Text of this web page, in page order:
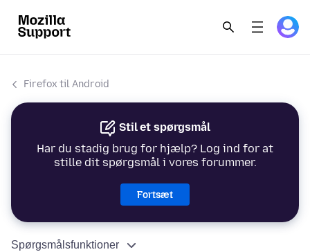
Firefox til Android
Stil et spørgsmål
Har du stadig brug for hjælp? Log ind for at
stille dit spørgsmål i vores forummer.
Fortsæt
Spørgsmålsfunktioner